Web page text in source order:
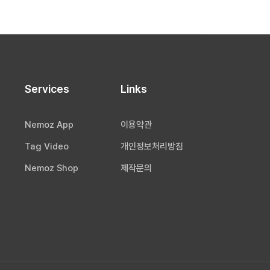
Services
Nemoz App
Tag Video
Nemoz Shop
Links
이용약관
개인정보처리방침
제작문의